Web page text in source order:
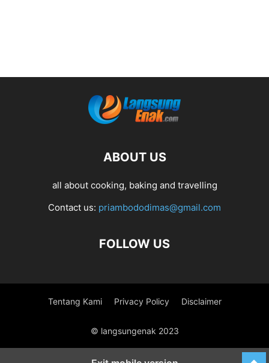
ABOUT US
all about cooking, baking and travelling
Contact us: priambododimas@gmail.com
FOLLOW US
Tentang Kami Privacy Policy Disclaimer
© langsungenak 2023